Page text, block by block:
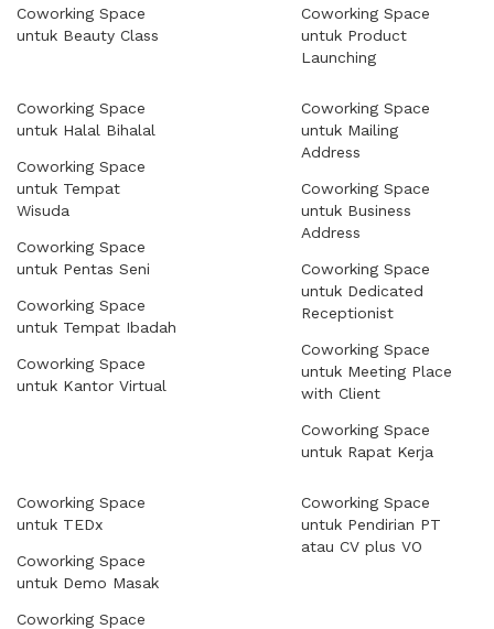
Coworking Space
untuk Beauty Class
Coworking Space
untuk Product
Launching
Coworking Space
untuk Halal Bihalal
Coworking Space
untuk Tempat
Wisuda
Coworking Space
untuk Pentas Seni
Coworking Space
untuk Tempat Ibadah
Coworking Space
untuk Kantor Virtual
Coworking Space
untuk Mailing
Address
Coworking Space
untuk Business
Address
Coworking Space
untuk Dedicated
Receptionist
Coworking Space
untuk Meeting Place
with Client
Coworking Space
untuk Rapat Kerja
Coworking Space
untuk TEDx
Coworking Space
untuk Demo Masak
Coworking Space
Coworking Space
untuk Pendirian PT
atau CV plus VO